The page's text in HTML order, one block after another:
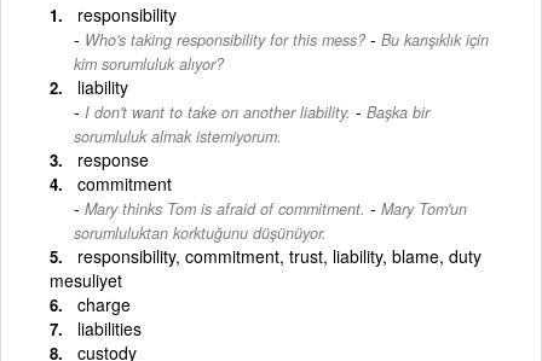
responsibility
Who's taking responsibility for this mess? - Bu karışıklık için
kim sorumluluk alıyor?
liability
I don't want to take on another liability. - Başka bir
sorumluluk almak istemiyorum.
response
commitment
Mary thinks Tom is afraid of commitment. - Mary Tom'un
sorumluluktan korktuğunu düşünüyor.
responsibility, commitment, trust, liability, blame, duty
mesuliyet
charge
liabilities
custody